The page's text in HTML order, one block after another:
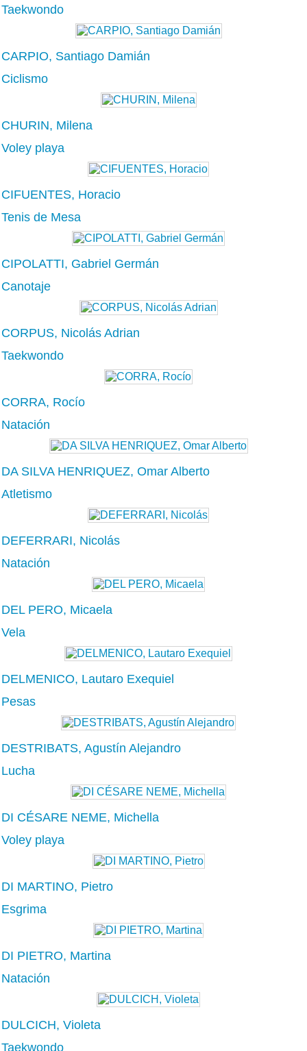
Taekwondo
CARPIO, Santiago Damián
Ciclismo
CHURIN, Milena
Voley playa
CIFUENTES, Horacio
Tenis de Mesa
CIPOLATTI, Gabriel Germán
Canotaje
CORPUS, Nicolás Adrian
Taekwondo
CORRA, Rocío
Natación
DA SILVA HENRIQUEZ, Omar Alberto
Atletismo
DEFERRARI, Nicolás
Natación
DEL PERO, Micaela
Vela
DELMENICO, Lautaro Exequiel
Pesas
DESTRIBATS, Agustín Alejandro
Lucha
DI CÉSARE NEME, Michella
Voley playa
DI MARTINO, Pietro
Esgrima
DI PIETRO, Martina
Natación
DULCICH, Violeta
Taekwondo